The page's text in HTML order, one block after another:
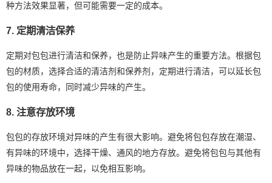
种方法效果显著，但可能需要一定的成本。
7. 定期清洁保养
定期对包包进行清洁和保养，也是防止异味产生的重要方法。根据包
包的材质，选择合适的清洁剂和保养剂，定期进行清洁，可以延长包
包的使用寿命，同时减少异味的产生。
8. 注意存放环境
包包的存放环境对异味的产生有很大影响。避免将包包存放在潮湿、
有异味的环境中，选择干燥、通风的地方存放。避免将包包与其他有
异味的物品放在一起，以免相互影响。